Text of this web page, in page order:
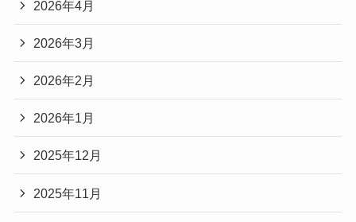
2026年4月
2026年3月
2026年2月
2026年1月
2025年12月
2025年11月